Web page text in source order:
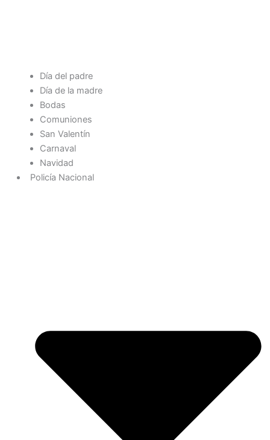
Día del padre
Día de la madre
Bodas
Comuniones
San Valentín
Carnaval
Navidad
Policía Nacional